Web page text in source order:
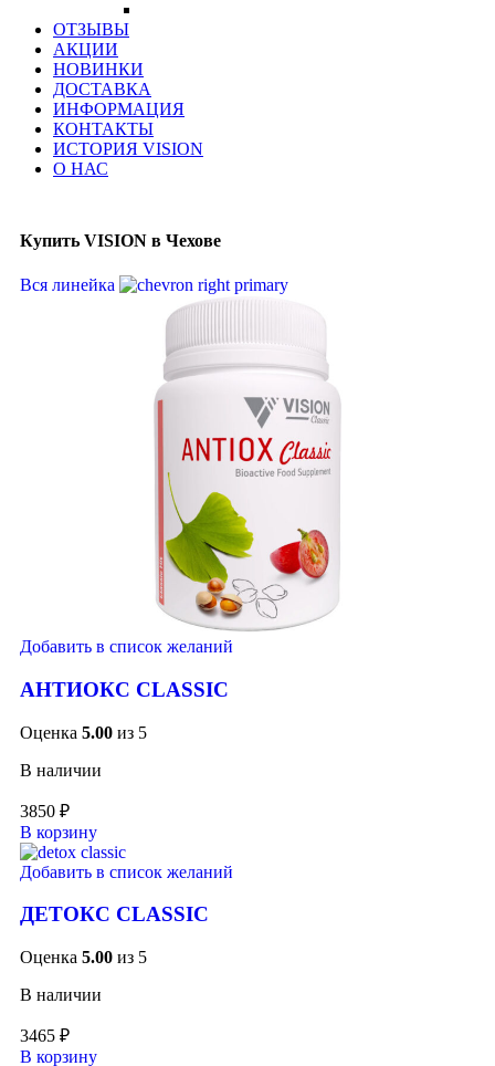
ОТЗЫВЫ
АКЦИИ
НОВИНКИ
ДОСТАВКА
ИНФОРМАЦИЯ
КОНТАКТЫ
ИСТОРИЯ VISION
О НАС
Купить VISION в Чехове
Вся линейка
Добавить в список желаний
АНТИОКС CLASSIC
Оценка 5.00 из 5
В наличии
3850 ₽
В корзину
Добавить в список желаний
ДЕТОКС CLASSIC
Оценка 5.00 из 5
В наличии
3465 ₽
В корзину